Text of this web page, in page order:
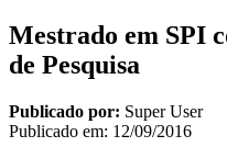
Mestrado em SPI
de Pesquisa
Publicado por: Super User
Publicado em: 12/09/2016